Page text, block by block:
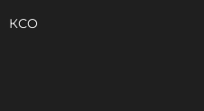
КСО